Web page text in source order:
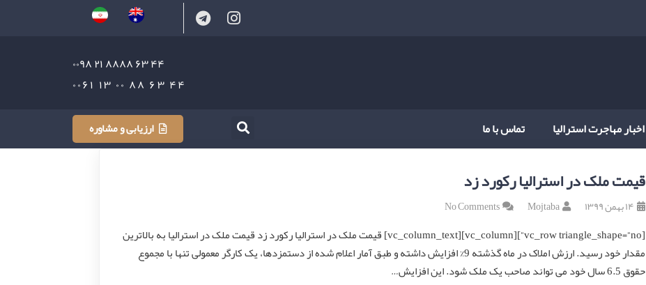
۴۴ ۶۳ ۸۸۸۸ ۲۱ ۰۰۹۸
۴۴ ۶۳ ۸۸ ۰۰ ۱۳ ۰۰۶۱
اخبار مهاجرت استرالیا تماس با ما ارزیابی و مشاوره
قیمت ملک در استرالیا رکورد زد
۱۴ بهمن ۱۳۹۹ Mojtaba
No Comments
[vc_row triangle_shape=”no”][vc_column][vc_column_text] قیمت ملک در استرالیا رکورد زد قیمت ملک در استرالیا به بالاترین
مقدار خود رسید. ارزش املاک در ماه گذشته 9% افزایش داشته و طبق آمار اعلام شده از دستمزدها، یک کارگر معمولی تنها با مجموع
حقوق 6.5 سال خود می تواند صاحب یک ملک شود. این افزایش…